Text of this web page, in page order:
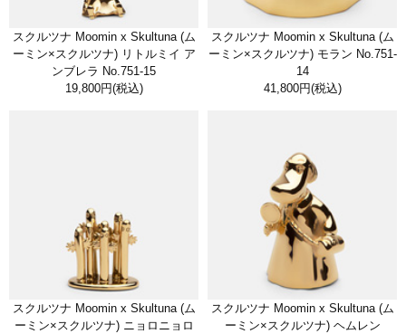
スクルツナ Moomin x Skultuna (ム
ーミン×スクルツナ) リトルミイ ア
ンブレラ No.751-15
19,800円(税込)
スクルツナ Moomin x Skultuna (ム
ーミン×スクルツナ) モラン No.751-
14
41,800円(税込)
スクルツナ Moomin x Skultuna (ム
ーミン×スクルツナ) ニョロニョロ
スクルツナ Moomin x Skultuna (ム
ーミン×スクルツナ) ヘムレン